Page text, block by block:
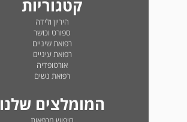
קטגוריות
היריון ולידה
ספורט וכושר
רפואת שיניים
רפואת עיניים
אורטופדיה
רפואת נשים
המומלצים שלנו